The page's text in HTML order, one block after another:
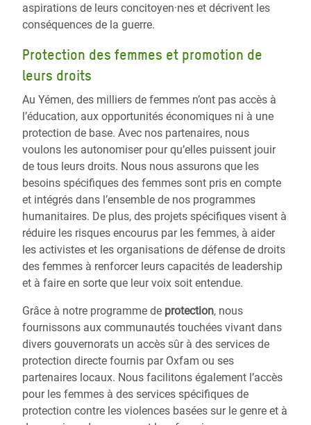
aspirations de leurs concitoyen·nes et décrivent les
conséquences de la guerre.
Protection des femmes et promotion de
leurs droits
Au Yémen, des milliers de femmes n’ont pas accès à
l’éducation, aux opportunités économiques ni à une
protection de base. Avec nos partenaires, nous
voulons les autonomiser pour qu’elles puissent jouir
de tous leurs droits. Nous nous assurons que les
besoins spécifiques des femmes sont pris en compte
et intégrés dans l’ensemble de nos programmes
humanitaires. De plus, des projets spécifiques visent à
réduire les risques encourus par les femmes, à aider
les activistes et les organisations de défense de droits
des femmes à renforcer leurs capacités de leadership
et à faire en sorte que leur voix soit entendue.
Grâce à notre programme de protection, nous
fournissons aux communautés touchées vivant dans
divers gouvernorats un accès sûr à des services de
protection directe fournis par Oxfam ou ses
partenaires locaux. Nous facilitons également l’accès
pour les femmes à des services spécifiques de
protection contre les violences basées sur le genre et à